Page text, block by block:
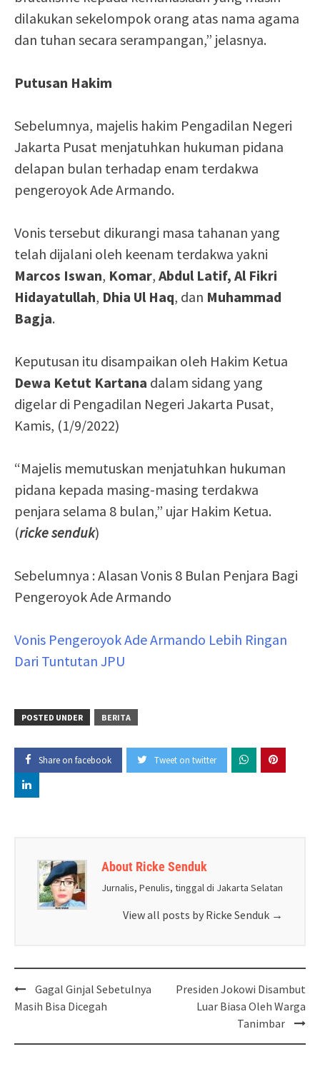
dilakukan sekelompok orang atas nama agama
dan tuhan secara serampangan,” jelasnya.
Putusan Hakim
Sebelumnya, majelis hakim Pengadilan Negeri
Jakarta Pusat menjatuhkan hukuman pidana
delapan bulan terhadap enam terdakwa
pengeroyok Ade Armando.
Vonis tersebut dikurangi masa tahanan yang
telah dijalani oleh keenam terdakwa yakni
Marcos Iswan, Komar, Abdul Latif, Al Fikri
Hidayatullah, Dhia Ul Haq, dan Muhammad
Bagja.
Keputusan itu disampaikan oleh Hakim Ketua
Dewa Ketut Kartana dalam sidang yang
digelar di Pengadilan Negeri Jakarta Pusat,
Kamis, (1/9/2022)
“Majelis memutuskan menjatuhkan hukuman
pidana kepada masing-masing terdakwa
penjara selama 8 bulan,” ujar Hakim Ketua.
(ricke senduk)
Sebelumnya : Alasan Vonis 8 Bulan Penjara Bagi
Pengeroyok Ade Armando
Vonis Pengeroyok Ade Armando Lebih Ringan
Dari Tuntutan JPU
POSTED UNDER BERITA
Share on facebook Tweet on twitter
About Ricke Senduk
Jurnalis, Penulis, tinggal di Jakarta Selatan
View all posts by Ricke Senduk →
Post
navigation
Gagal Ginjal Sebetulnya
Masih Bisa Dicegah
Presiden Jokowi Disambut
Luar Biasa Oleh Warga
Tanimbar